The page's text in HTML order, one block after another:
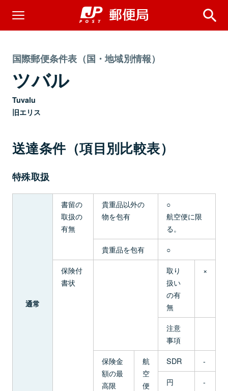
国際郵便条件表（国・地域別情報）
ツバル
Tuvalu
旧エリス
送達条件（項目別比較表）
特殊取扱
通常
書留の
取扱の
有無
貴重品以外の
物を包有
○
航空便に限
る。
貴重品を包有
○
保険付
書状
取り
扱い
の有
無
×
注意
事項
保険金
額の最
高限
航
空
便
SDR
-
円
-